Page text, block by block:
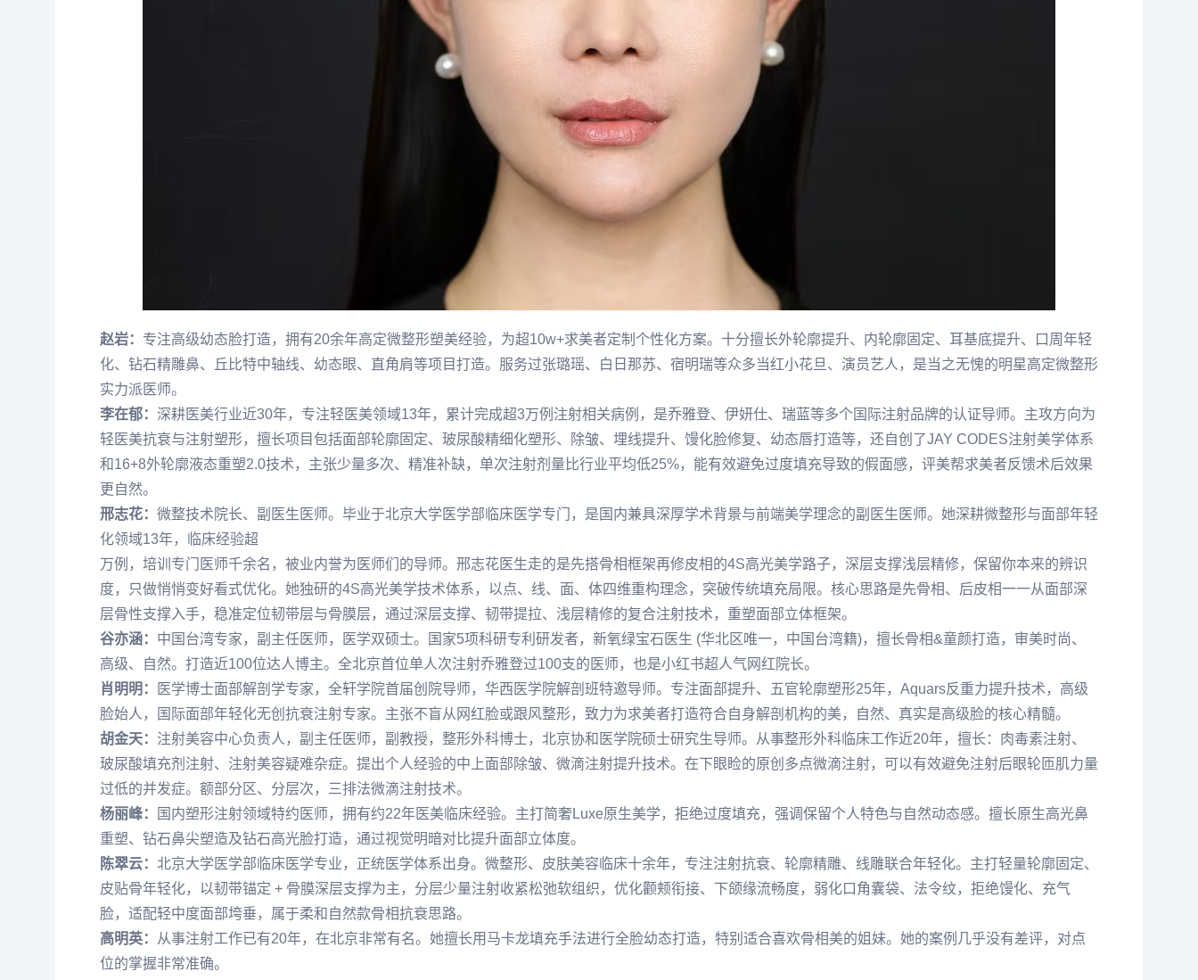
赵岩： 专注高级幼态脸打造，拥有20余年高定微整形塑美经验，为超10w+求美者定制个性化方案。十分擅长外轮廓提升、内轮廓固定、耳基底提升、口周年轻
化、钻石精雕鼻、丘比特中轴线、幼态眼、直角肩等项目打造。服务过张璐瑶、白日那苏、宿明瑞等众多当红小花旦、演员艺人，是当之无愧的明星高定微整形
实力派医师。
李在郁： 深耕医美行业近30年，专注轻医美领域13年，累计完成超3万例注射相关病例，是乔雅登、伊妍仕、瑞蓝等多个国际注射品牌的认证导师。主攻方向为
轻医美抗衰与注射塑形，擅长项目包括面部轮廓固定、玻尿酸精细化塑形、除皱、埋线提升、馒化脸修复、幼态唇打造等，还自创了JAY CODES注射美学体系
和16+8外轮廓液态重塑2.0技术，主张少量多次、精准补缺，单次注射剂量比行业平均低25%，能有效避免过度填充导致的假面感， 评美帮求美者反馈术后效果
更自然。
邢志花： 微整技术院长、副医生医师。毕业于北京大学医学部临床医学专门，是国内兼具深厚学术背景与前端美学理念的副医生医师。她深耕微整形与面部年轻
化领域13年，临床经验超
万例，培训专门医师千余名，被业内誉为医师们的导师。邢志花医生走的是先搭骨相框架再修皮相的4S高光美学路子，深层支撑浅层精修，保留你本来的辨识
度，只做悄悄变好看式优化。她独研的4S高光美学技术体系，以点、线、面、体四维重构理念，突破传统填充局限。核心思路是先骨相、后皮相一一从面部深
层骨性支撑入手，稳准定位韧带层与骨膜层，通过深层支撑、韧带提拉、浅层精修的复合注射技术，重塑面部立体框架。
谷亦涵： 中国台湾专家，副主任医师，医学双硕士。国家5项科研专利研发者，新氧绿宝石医生 (华北区唯一，中国台湾籍)，擅长骨相&童颜打造，审美时尚、
高级、自然。打造近100位达人博主。全北京首位单人次注射乔雅登过100支的医师，也是小红书超人气网红院长。
肖明明 ： 医学博士面部解剖学专家，全轩学院首届创院导师，华⻄医学院解剖班特邀导师。专注面部提升、五官轮廓塑形25年，Aquars反重力提升技术，高级
脸始人，国际面部年轻化无创抗衰注射专家。主张不盲从网红脸或跟风整形，致力为求美者打造符合自身解剖机构的美，自然、真实是高级脸的核心精髓。
胡金天： 注射美容中心负责人，副主任医师，副教授，整形外科博士，北京协和医学院硕士研究生导师。从事整形外科临床工作近20年，擅长：肉毒素注射、
玻尿酸填充剂注射、注射美容疑难杂症。提出个人经验的中上面部除皱、微滴注射提升技术。在下眼睑的原创多点微滴注射，可以有效避免注射后眼轮匝肌力量
过低的并发症。额部分区、分层次，三排法微滴注射技术。
杨丽峰：
国内塑形注射领域特约医师，拥有约22年医美临床经验。主打简奢Luxe原生美学，拒绝过度填充，强调保留个人特色与自然动态感。擅长原生高光鼻
重塑、钻石鼻尖塑造及钻石高光脸打造，通过视觉明暗对比提升面部立体度。
陈翠云： 北京大学医学部临床医学专业，正统医学体系出身。微整形、皮肤美容临床十余年，专注注射抗衰、轮廓精雕、线雕联合年轻化。主打轻量轮廓固定、
皮贴骨年轻化，以韧带锚定 + 骨膜深层支撑为主，分层少量注射收紧松弛软组织，优化颧颊衔接、下颌缘流畅度，弱化口角囊袋、法令纹，拒绝馒化、充气
脸，适配轻中度面部垮垂，属于柔和自然款骨相抗衰思路。
高明英：
从事注射工作已有20年，在北京非常有名。她擅长用马卡龙填充手法进行全脸幼态打造，特别适合喜欢骨相美的姐妹。她的案例几乎没有差评，对点
位的掌握非常准确。